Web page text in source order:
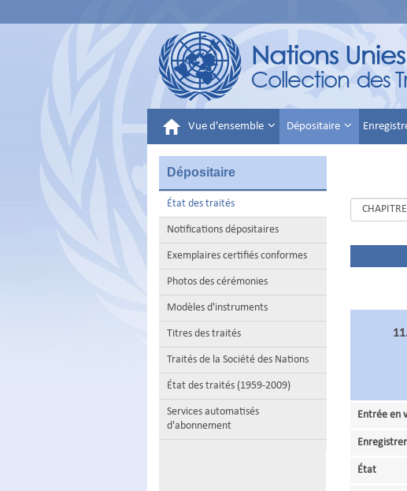
Vue d'ensemble Dépositaire
Dépositaire
État des traités
Notifications dépositaires
Exemplaires certifiés conformes
Photos des cérémonies
Modèles d'instruments
Titres des traités
Traités de la Société des Nations
État des traités (1959-2009)
Services automatisés
d'abonnement
Entrée en
État